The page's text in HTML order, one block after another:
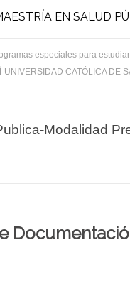
EN SALUD
especiales para
UNIVERSIDAD CATÓLICA DE
Modalidad